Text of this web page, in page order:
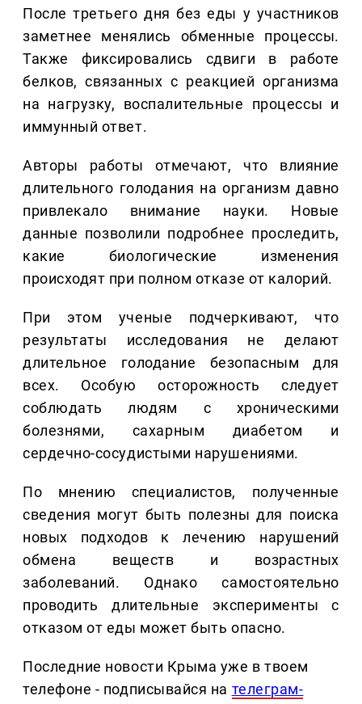
После третьего дня без еды у участников
заметнее менялись обменные процессы.
Также фиксировались сдвиги в работе
белков, связанных с реакцией организма
на нагрузку, воспалительные процессы и
иммунный ответ.
Авторы работы отмечают, что влияние
длительного голодания на организм давно
привлекало внимание науки. Новые
данные позволили подробнее проследить,
какие биологические изменения
происходят при полном отказе от калорий.
При этом ученые подчеркивают, что
результаты исследования не делают
длительное голодание безопасным для
всех. Особую осторожность следует
соблюдать людям с хроническими
болезнями, сахарным диабетом и
сердечно-сосудистыми нарушениями.
По мнению специалистов, полученные
сведения могут быть полезны для поиска
новых подходов к лечению нарушений
обмена веществ и возрастных
заболеваний. Однако самостоятельно
проводить длительные эксперименты с
отказом от еды может быть опасно.
Последние новости Крыма уже в твоем
телефоне - подписывайся на телеграм-